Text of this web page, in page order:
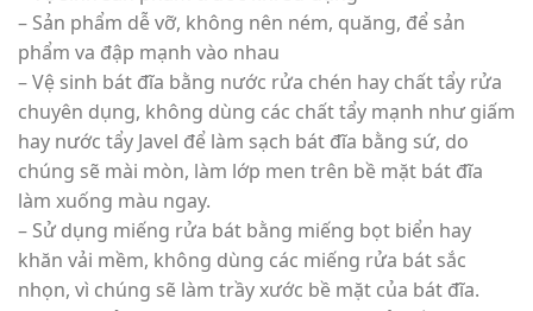
– Sản phẩm dễ vỡ, không nên ném, quăng, để sản
phẩm va đập mạnh vào nhau
– Vệ sinh bát đĩa bằng nước rửa chén hay chất tẩy rửa
chuyên dụng, không dùng các chất tẩy mạnh như giấm
hay nước tẩy Javel để làm sạch bát đĩa bằng sứ, do
chúng sẽ mài mòn, làm lớp men trên bề mặt bát đĩa
làm xuống màu ngay.
– Sử dụng miếng rửa bát bằng miếng bọt biển hay
khăn vải mềm, không dùng các miếng rửa bát sắc
nhọn, vì chúng sẽ làm trầy xước bề mặt của bát đĩa.